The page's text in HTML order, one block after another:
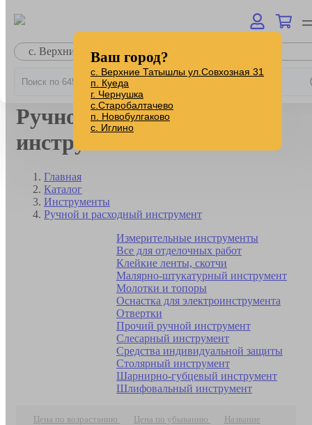
с. Верхние Татышлы
Ручной и расходный
инструмент
Главная
Каталог
Инструменты
Ручной и расходный инструмент
Измерительные инструменты
Все для отделочных работ
Клейкие ленты, скотчи
Малярно-штукатурный инструмент
Молотки и топоры
Оснастка для электроинструмента
Отвертки
Прочий ручной инструмент
Слесарный инструмент
Средства индивидуальной защиты
Столярный инструмент
Шарнирно-губцевый инструмент
Шлифовальный инструмент
Цена по возрастанию Цена по убыванию
Название
Ваш город?
с. Верхние Татышлы ул.Совхозная 31
п. Куеда
г. Чернушка
с.Старобалтачево
п. Новобулгаково
с. Иглино